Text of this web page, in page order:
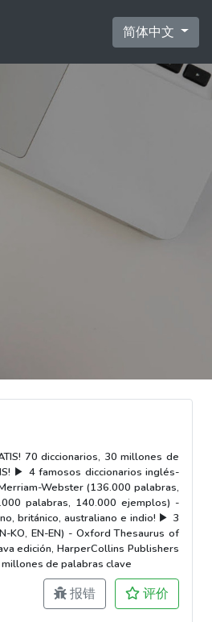
简体中文
70 diccionarios, 30 millones de
▶ 4 famosos diccionarios inglés-
Webster (136.000 palabras,
palabras, 140.000 ejemplos) -
británico, australiano e indio! ▶ 3
KO, EN-EN) - Oxford Thesaurus of
edición, HarperCollins Publishers
de palabras clave
报错 评价